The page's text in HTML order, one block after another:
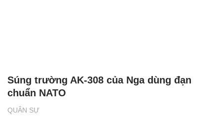
QUÂN SỰ
Súng trường AK-308 của Nga dùng đạn
chuẩn NATO